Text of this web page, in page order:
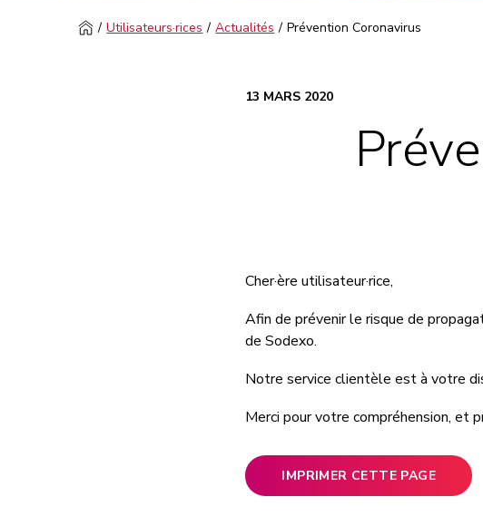
Utilisateurs·rices Actualités Prévention Coronavirus
13 MARS 2020
Cher·ère utilisateur·rice,
Afin de prévenir le risque de
de Sodexo.
Notre service clientèle est à votre
Merci pour votre compréhension, et
IMPRIMER CETTE PAGE